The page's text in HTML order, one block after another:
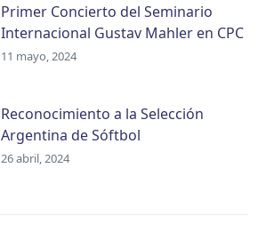
Primer Concierto del Seminario
Internacional Gustav Mahler en CPC
11 mayo, 2024
Reconocimiento a la Selección
Argentina de Sóftbol
26 abril, 2024